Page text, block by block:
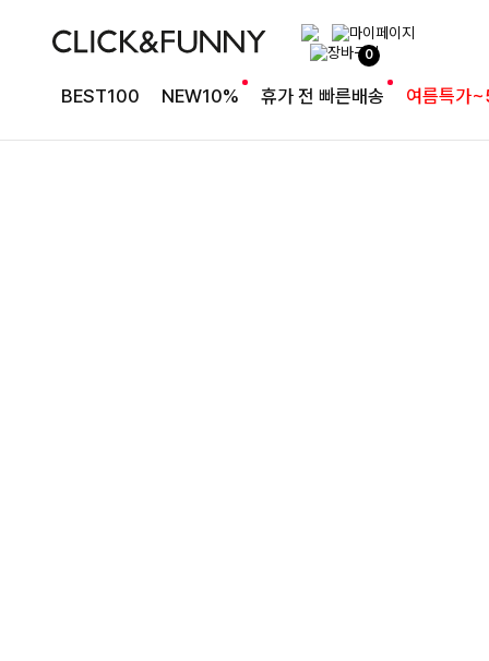
0
BEST100 NEW10% 휴가 전 빠른배송 여름특가
완성도 높은 원피스SET
특스트라이프 링클원피스+스트링자켓SET